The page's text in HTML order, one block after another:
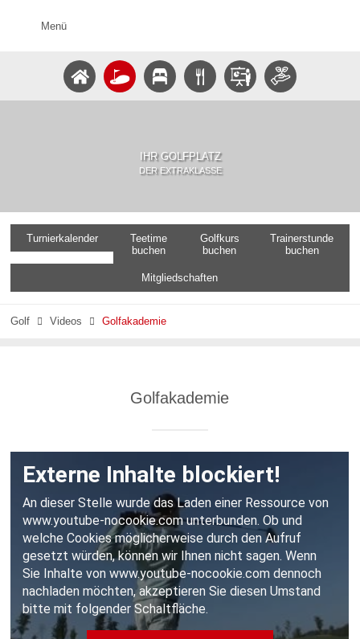
Menü
IHR GOLFPLATZ
DER EXTRAKLASSE
Turnierkalender
Teetime
buchen
Golfkurs
buchen
Trainerstunde
buchen
Mitgliedschaften
Golf  Videos  Golfakademie
Golfakademie